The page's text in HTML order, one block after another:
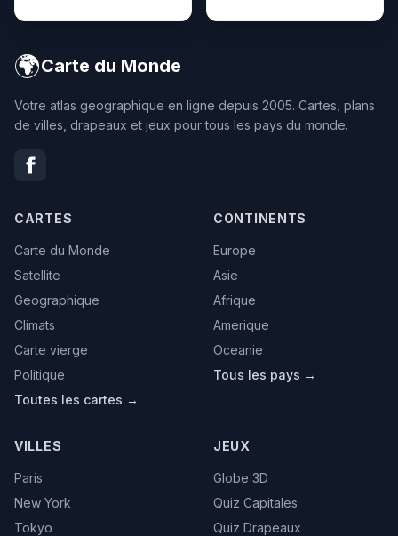
🌍Carte du Monde
Votre atlas geographique en ligne depuis 2005. Cartes, plans
de villes, drapeaux et jeux pour tous les pays du monde.
CARTES
Carte du Monde
Satellite
Geographique
Climats
Carte vierge
Politique
Toutes les cartes →
CONTINENTS
Europe
Asie
Afrique
Amerique
Oceanie
Tous les pays →
VILLES
Paris
New York
Tokyo
JEUX
Globe 3D
Quiz Capitales
Quiz Drapeaux